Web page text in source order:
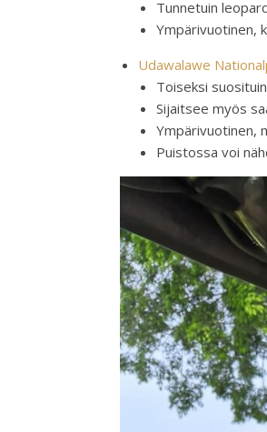
Tunnetuin
Ympärivuotinen,
Udawalawe
Toiseksi suosituin
Sijaitsee myös
Ympärivuotinen,
Puistossa voi